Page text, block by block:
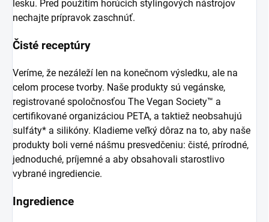
lesku. Pred použitím horúcich stylingových nástrojov
nechajte prípravok zaschnúť.
Čisté receptúry
Veríme, že nezáleží len na konečnom výsledku, ale na
celom procese tvorby. Naše produkty sú vegánske,
registrované spoločnosťou The Vegan Society™ a
certifikované organizáciou PETA, a taktiež neobsahujú
sulfáty* a silikóny. Kladieme veľký dôraz na to, aby naše
produkty boli verné nášmu presvedčeniu: čisté, prírodné,
jednoduché, príjemné a aby obsahovali starostlivo
vybrané ingrediencie.
Ingredience